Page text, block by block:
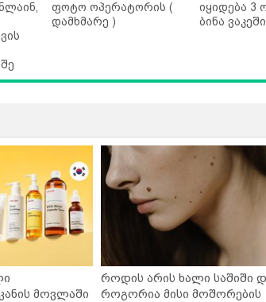
ფოტო ოპერატორის (
დამხმარე )
იყიდება 3
ბინა ვაკეში
მოვლაში
როდის არის ხალი საშიში
როგორია მისი მოშორების